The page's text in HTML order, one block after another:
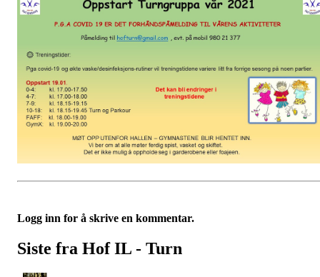
Logg inn for å skrive en kommentar.
Siste fra Hof IL - Turn